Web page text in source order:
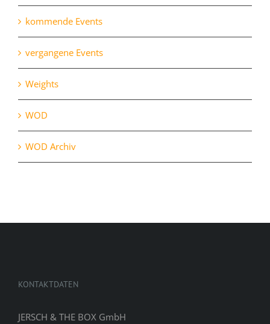
kommende Events
vergangene Events
Weights
WOD
WOD Archiv
KONTAKTDATEN
JERSCH & THE BOX GmbH